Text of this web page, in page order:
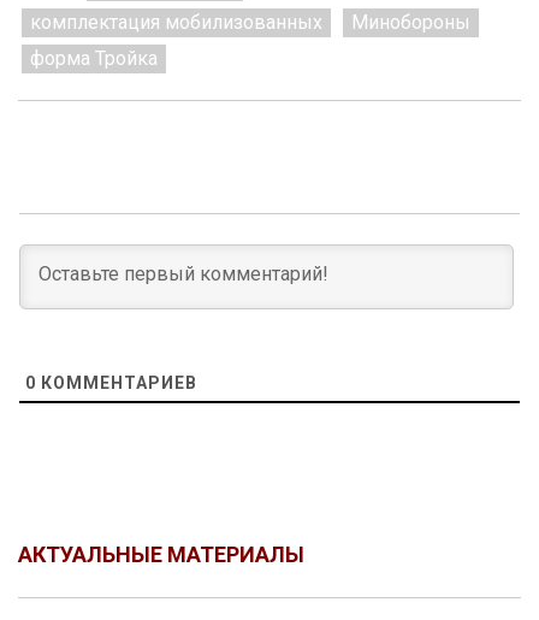
комплектация мобилизованных
Минобороны
форма Тройка
0 КОММЕНТАРИЕВ
АКТУАЛЬНЫЕ МАТЕРИАЛЫ